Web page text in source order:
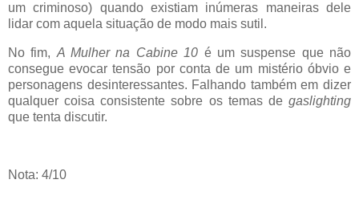
um criminoso) quando existiam inúmeras maneiras dele
lidar com aquela situação de modo mais sutil.
No fim, A Mulher na Cabine 10 é um suspense que não
consegue evocar tensão por conta de um mistério óbvio e
personagens desinteressantes. Falhando também em dizer
qualquer coisa consistente sobre os temas de gaslighting
que tenta discutir.
Nota: 4/10